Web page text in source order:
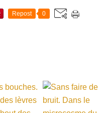
Repost 0